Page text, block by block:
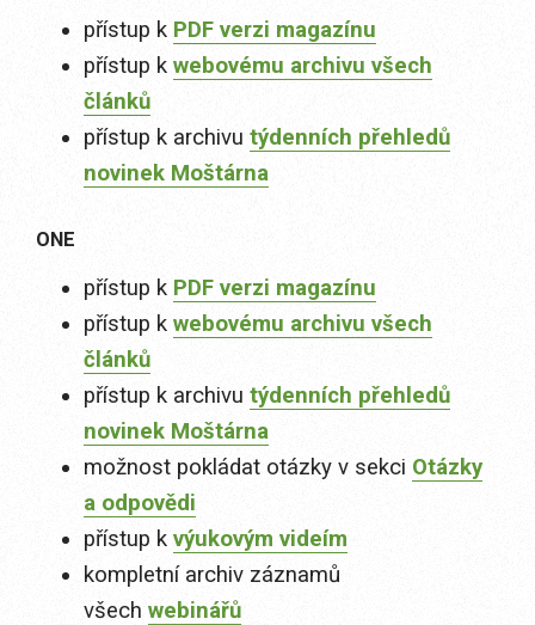
přístup k PDF verzi magazínu
přístup k webovému archivu všech
článků
přístup k archivu týdenních přehledů
novinek Moštárna
ONE
přístup k PDF verzi magazínu
přístup k webovému archivu všech
článků
přístup k archivu týdenních přehledů
novinek Moštárna
možnost pokládat otázky v sekci Otázky
a odpovědi
přístup k výukovým videím
kompletní archiv záznamů
všech webinářů